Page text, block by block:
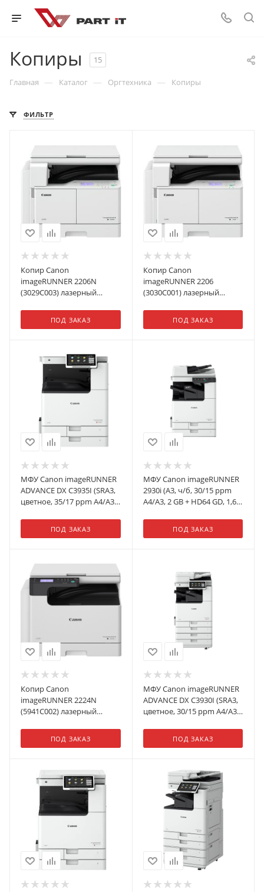
Копиры 15
Главная — Каталог — Оргтехника — Копиры
ФИЛЬТР
Копир Canon
imageRUNNER 2206N
(3029C003) лазерный
(крышка в комплекте)
ПОД ЗАКАЗ
Копир Canon
imageRUNNER 2206
(3030C001) лазерный
(крышка в комплекте) с
тонером
ПОД ЗАКАЗ
МФУ Canon imageRUNNER
ADVANCE DX C3935I (SRА3,
цветное, 35/17 ppm A4/A3,
DualCore, 1200dpi, USB,
Network, Wi-Fi, Duplex, 2 х
тонера), обязат. установка
специалистом АСЦ
ПОД ЗАКАЗ
МФУ Canon imageRUNNER
2930i (A3, ч/б, 30/15 ppm
A4/А3, 2 GB + HD64 GD, 1,6
Network, Wi-Fi, Duplex, 2 х
550л, DADF50, без тонера),
ПОД ЗАКАЗ
Копир Canon
imageRUNNER 2224N
(5941C002) лазерный
(крышка в комплекте)
ПОД ЗАКАЗ
МФУ Canon imageRUNNER
ADVANCE DX C3930I (SRА3,
цветное, 30/15 ppm A4/A3,
DualCore, 1200dpi, USB,
Network, Wi-Fi, Duplex, 2 х
тонера), обязат. установка
специалистом АСЦ
ПОД ЗАКАЗ